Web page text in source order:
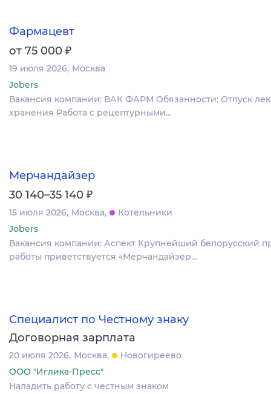
Фармацевт
от 75 000 ₽
19 июля 2026 Москва
Jobers
Вакансия компании: ВАК ФАРМ Обязанности: Отпуск
хранения Работа с рецептурными…
Мерчандайзер
30 140–35 140 ₽
15 июля 2026 Москва
Котельники
Jobers
Вакансия компании: Аспект Крупнейший белорусский
работы приветствуется «Мерчандайзер…
Специалист по Честному знаку
Договорная зарплата
20 июля 2026 Москва
Новогиреево
ООО "Иглика-Пресс"
Наладить работу с честным знаком